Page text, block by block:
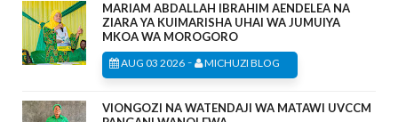
MARIAM ABDALLAH IBRAHIM AENDELEA NA
ZIARA YA KUIMARISHA UHAI WA JUMUIYA
MKOA WA MOROGORO
AUG 03 2026 - MICHUZI BLOG
VIONGOZI NA WATENDAJI WA MATAWI UVCCM